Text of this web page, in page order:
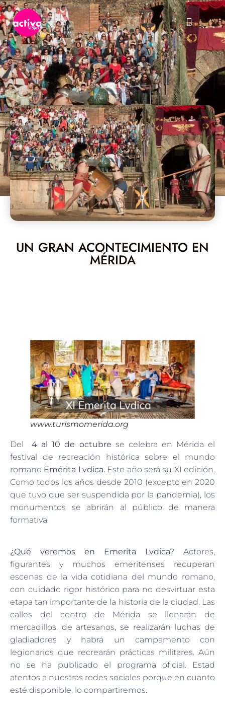
UN GRAN ACONTECIMIENTO EN
MÉRIDA
www.turismomerida.org
Del4 al 10 de octubre se celebra en Mérida el
festival de recreación histórica sobre el mundo
romano Emérita Lvdica.Este año será su XI edición.
Como todos los años desde 2010 (excepto en 2020
que tuvo que ser suspendida por la pandemia), los
monumentos se abrirán al público de manera
formativa.
¿Qué veremos en Emerita Lvdica? Actores,
figurantes y muchos emeritenses recuperan
escenas de la vida cotidiana del mundo romano,
con cuidado rigor histórico para no desvirtuar esta
etapa tan importante de la historia de la ciudad. Las
calles del centro de Mérida se llenarán de
mercadillos, de artesanos, se realizarán luchas de
gladiadores y habrá un campamento con
legionarios que recrearán prácticas militares. Aún
no se ha publicado el programa oficial. Estad
atentos a nuestras redes sociales porque en cuanto
esté disponible, lo compartiremos.